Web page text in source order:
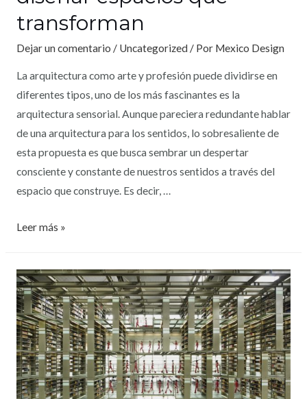
transforman
Dejar un comentario / Uncategorized / Por Mexico Design
La arquitectura como arte y profesión puede dividirse en
diferentes tipos, uno de los más fascinantes es la
arquitectura sensorial. Aunque pareciera redundante hablar
de una arquitectura para los sentidos, lo sobresaliente de
esta propuesta es que busca sembrar un despertar
consciente y constante de nuestros sentidos a través del
espacio que construye. Es decir, …
Leer más »